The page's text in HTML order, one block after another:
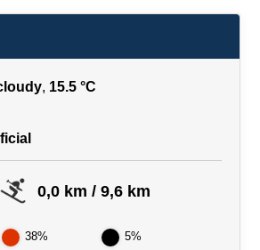
, 15.5 °C
0,0 km / 9,6 km
38% 5%